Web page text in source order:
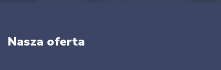
Nasza oferta